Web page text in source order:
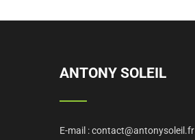
ANTONY SOLEIL
E-mail :contact@antonysoleil.fr